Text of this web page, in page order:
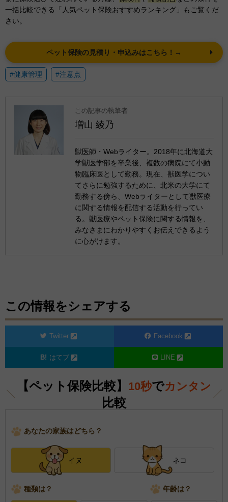
一括比較できる「人気ペット保険おすすめランキング」もご覧くだ
さい。
ペット保険の見積り・申込みはこちら！→
#健康管理 #注意点
この記事の執筆者
増山 綾乃
獣医師・Webライター。2018年に北海道大
学獣医学部を卒業後、複数の病院にて小動
物臨床医として勤務。現在、獣医学につい
てさらに勉強するために、北米の大学にて
勤務する傍ら、Webライターとして獣医療
に関する情報を配信する活動を行ってい
る。獣医療やペット保険に関する情報を、
みなさまにわかりやすくお伝えできるよう
に心がけます。
この情報をシェアする
Twitter Facebook
はてブ LINE
【ペット保険比較】 10秒でカンタン
比較
あなたの家族はどちら？
イヌ ネコ
種類は？ 年齢は？